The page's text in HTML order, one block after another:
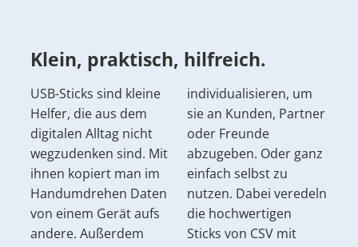
Klein, praktisch, hilfreich.
USB-Sticks sind kleine
Helfer, die aus dem
digitalen Alltag nicht
wegzudenken sind. Mit
ihnen kopiert man im
Handumdrehen Daten
von einem Gerät aufs
andere. Außerdem
individualisieren, um
sie an Kunden, Partner
oder Freunde
abzugeben. Oder ganz
einfach selbst zu
nutzen. Dabei veredeln
die hochwertigen
Sticks von CSV mit